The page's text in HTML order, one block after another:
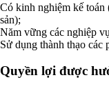
Có kinh nghiệm kế
sản);
Năm vững các nghiệp
Sử dụng thành thạo các
Quyền lợi được